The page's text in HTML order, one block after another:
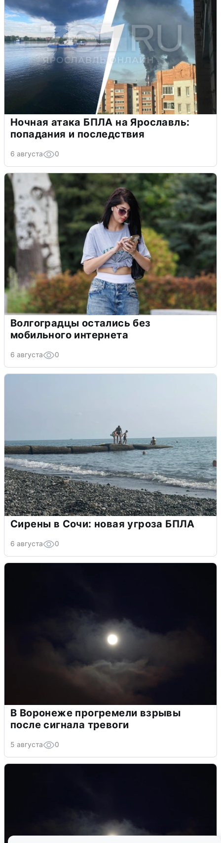
Ночная атака БПЛА на Ярославль:
попадания и последствия
6 августа 0
Волгоградцы остались без
мобильного интернета
6 августа 0
Сирены в Сочи: новая угроза БПЛА
6 августа 0
В Воронеже прогремели взрывы
после сигнала тревоги
5 августа 0